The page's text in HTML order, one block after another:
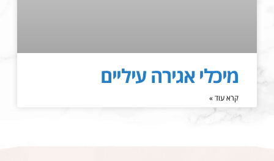
מיכלי אגירה עיליים
קרא עוד »